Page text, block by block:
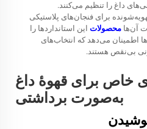
داغ را تنظیم می‌کنند.
برای فنجان‌های پلاستیکی
آن‌ها محصولات این استانداردها را
اطمینان می‌دهد که انتخاب‌های
بی‌نقص هستند.
خاص برای قهوهٔ داغ
به‌صورت برداشتی